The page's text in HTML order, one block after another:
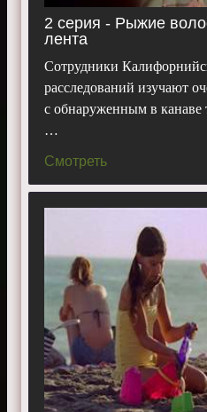
2 серия - Рыжие
лента
Сотрудники
расследований изучают
с обнаруженным в
…
Смотреть